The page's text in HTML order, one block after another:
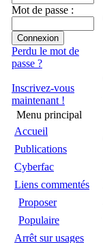
Mot de passe :
Perdu le mot de
passe ?
Inscrivez-vous
maintenant !
Menu principal
Accueil
Publications
Cyberfac
Liens commentés
Proposer
Populaire
Arrêt sur usages